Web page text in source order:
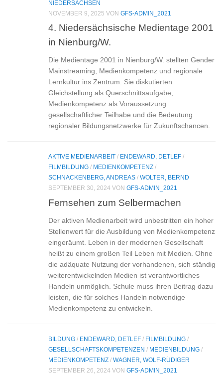
NIEDERSACHSEN
NOVEMBER 9, 2025 VON GFS-ADMIN_2021
4. Niedersächsische Medientage 2001
in Nienburg/W.
Die Medientage 2001 in Nienburg/W. stellten Gender
Mainstreaming, Medienkompetenz und regionale
Lernkultur ins Zentrum. Sie diskutierten
Gleichstellung als Querschnittsaufgabe,
Medienkompetenz als Voraussetzung
gesellschaftlicher Teilhabe und die Bedeutung
regionaler Bildungsnetzwerke für Zukunftschancen.
AKTIVE MEDIENARBEIT / ENDEWARD, DETLEF /
FILMBILDUNG / MEDIENKOMPETENZ /
SCHNACKENBERG, ANDREAS / WOLTER, BERND
SEPTEMBER 30, 2024 VON GFS-ADMIN_2021
Fernsehen zum Selbermachen
Der aktiven Medienarbeit wird unbestritten ein hoher
Stellenwert für die Ausbildung von Medienkompetenz
eingeräumt. Leben in der modernen Gesellschaft
heißt zu einem großen Teil Leben mit Medien. Ohne
die adäquate Nutzung der vorhandenen, sich ständig
weiterentwickelnden Medien ist verantwortliches
Handeln unmöglich. Schule muss ihren Beitrag dazu
leisten, die für solches Handeln notwendige
Medienkompetenz zu entwickeln.
BILDUNG / ENDEWARD, DETLEF / FILMBILDUNG /
GESELLSCHAFTSKOMPETENZEN / MEDIENBILDUNG /
MEDIENKOMPETENZ / WAGNER, WOLF-RÜDIGER
SEPTEMBER 26, 2024 VON GFS-ADMIN_2021